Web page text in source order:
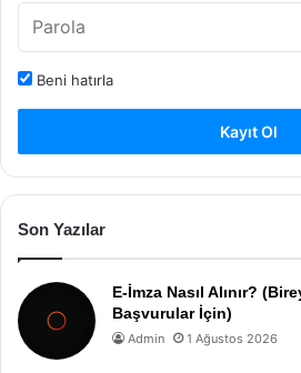
Beni hatırla
Kayıt Ol
Son Yazılar
E-İmza Nasıl Alınır?
Başvurular İçin)
Admin 1 Ağustos 2026